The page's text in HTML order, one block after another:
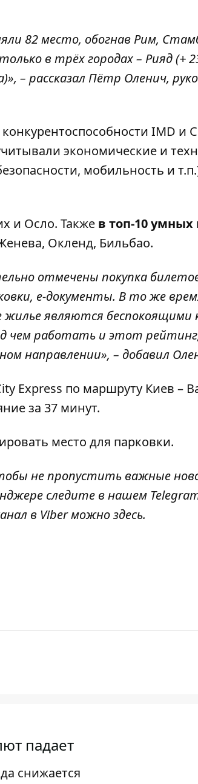
82 место, обогнав Рим,
в трёх городах – Рияд (+
– рассказал Пётр Оленич,
IMD и
экономические и
мобильность и
и Осло. Также в топ-10 умных
Окленд, Бильбао.
отмечены покупка
е-документы. В то же
жилье являются беспокоящими
чем работать и этот
направлении», – добавил
Express по маршруту Киев –
за 37 минут.
место для парковки.
не пропустить важные
следите в нашем
в Viber можноздесь.
падает
снижается